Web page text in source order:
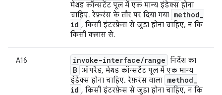
मेथड कॉन्सटेंट पूल में एक मान्य इंडेक्स होना
चाहिए. रेफ़रंस के तौर पर दिया गया method_
id , किसी इंटरफ़ेस से जुड़ा होना चाहिए, न कि
किसी क्लास से.
A16 invoke-interface/range निर्देश का
B ऑपरेंड, मेथड कॉन्सटेंट पूल में एक मान्य
इंडेक्स होना चाहिए. रेफ़रंस वाला method_
id , किसी इंटरफ़ेस से जुड़ा होना चाहिए, न कि